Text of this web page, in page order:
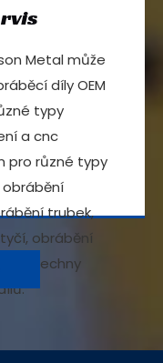
Metal může
díly OEM
typy
a cnc
pro různé typy
trubek,
obrábění
všechny